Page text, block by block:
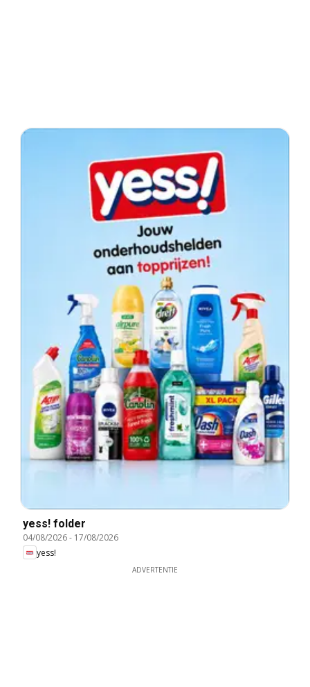
yess! folder
04/08/2026- 17/08/2026
yess!
ADVERTENTIE